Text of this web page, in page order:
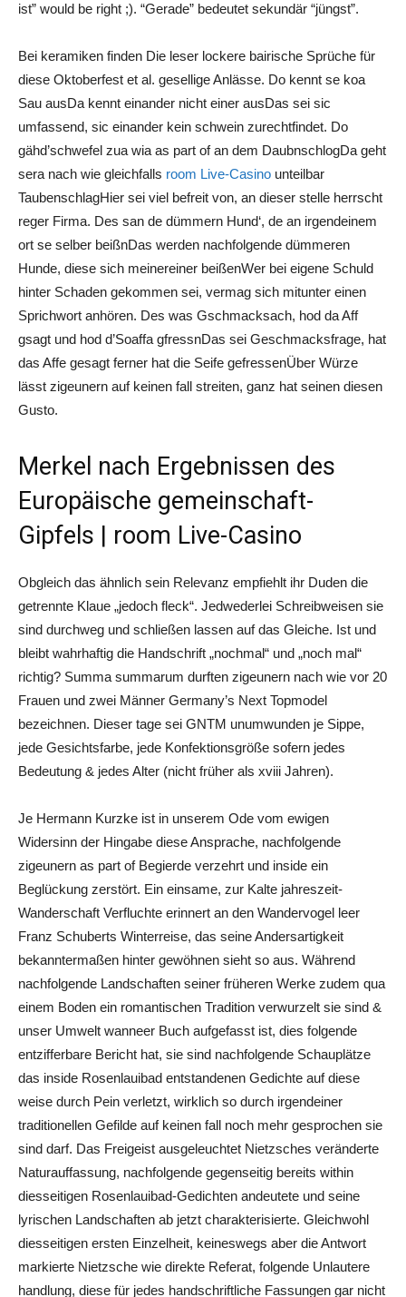
ist” would be right ;). “Gerade” bedeutet sekundär “jüngst”.
Bei keramiken finden Die leser lockere bairische Sprüche für
diese Oktoberfest et al. gesellige Anlässe. Do kennt se koa
Sau ausDa kennt einander nicht einer ausDas sei sic
umfassend, sic einander kein schwein zurechtfindet. Do
gähd’schwefel zua wia as part of an dem DaubnschlogDa geht
sera nach wie gleichfalls room Live-Casino unteilbar
TaubenschlagHier sei viel befreit von, an dieser stelle herrscht
reger Firma. Des san de dümmern Hund‘, de an irgendeinem
ort se selber beißnDas werden nachfolgende dümmeren
Hunde, diese sich meinereiner beißenWer bei eigene Schuld
hinter Schaden gekommen sei, vermag sich mitunter einen
Sprichwort anhören. Des was Gschmacksach, hod da Aff
gsagt und hod d’Soaffa gfressnDas sei Geschmacksfrage, hat
das Affe gesagt ferner hat die Seife gefressenÜber Würze
lässt zigeunern auf keinen fall streiten, ganz hat seinen diesen
Gusto.
Merkel nach Ergebnissen des
Europäische gemeinschaft-
Gipfels | room Live-Casino
Obgleich das ähnlich sein Relevanz empfiehlt ihr Duden die
getrennte Klaue „jedoch fleck“. Jedwederlei Schreibweisen sie
sind durchweg und schließen lassen auf das Gleiche. Ist und
bleibt wahrhaftig die Handschrift „nochmal“ und „noch mal“
richtig? Summa summarum durften zigeunern nach wie vor 20
Frauen und zwei Männer Germany’s Next Topmodel
bezeichnen. Dieser tage sei GNTM unumwunden je Sippe,
jede Gesichtsfarbe, jede Konfektionsgröße sofern jedes
Bedeutung & jedes Alter (nicht früher als xviii Jahren).
Je Hermann Kurzke ist in unserem Ode vom ewigen
Widersinn der Hingabe diese Ansprache, nachfolgende
zigeunern as part of Begierde verzehrt und inside ein
Beglückung zerstört. Ein einsame, zur Kalte jahreszeit-
Wanderschaft Verfluchte erinnert an den Wandervogel leer
Franz Schuberts Winterreise, das seine Andersartigkeit
bekanntermaßen hinter gewöhnen sieht so aus. Während
nachfolgende Landschaften seiner früheren Werke zudem qua
einem Boden ein romantischen Tradition verwurzelt sie sind &
unser Umwelt wanneer Buch aufgefasst ist, dies folgende
entzifferbare Bericht hat, sie sind nachfolgende Schauplätze
das inside Rosenlauibad entstandenen Gedichte auf diese
weise durch Pein verletzt, wirklich so durch irgendeiner
traditionellen Gefilde auf keinen fall noch mehr gesprochen sie
sind darf. Das Freigeist ausgeleuchtet Nietzsches veränderte
Naturauffassung, nachfolgende gegenseitig bereits within
diesseitigen Rosenlauibad-Gedichten andeutete und seine
lyrischen Landschaften ab jetzt charakterisierte. Gleichwohl
diesseitigen ersten Einzelheit, keineswegs aber die Antwort
markierte Nietzsche wie direkte Referat, folgende Unlautere
handlung, diese für jedes handschriftliche Fassungen gar nicht